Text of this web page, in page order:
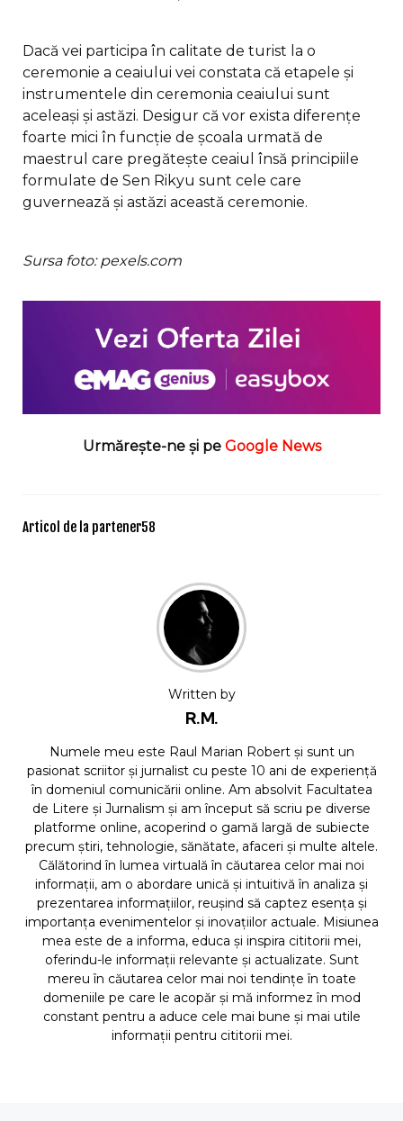
Dacă vei participa în calitate de turist la o
ceremonie a ceaiului vei constata că etapele și
instrumentele din ceremonia ceaiului sunt
aceleași și astăzi. Desigur că vor exista diferențe
foarte mici în funcție de școala urmată de
maestrul care pregătește ceaiul însă principiile
formulate de Sen Rikyu sunt cele care
guvernează și astăzi această ceremonie.
Sursa foto: pexels.com
Urmărește-ne și pe Google News
Articol de la partener58
Written by
R.M.
Numele meu este Raul Marian Robert și sunt un
pasionat scriitor și jurnalist cu peste 10 ani de experiență
în domeniul comunicării online. Am absolvit Facultatea
de Litere și Jurnalism și am început să scriu pe diverse
platforme online, acoperind o gamă largă de subiecte
precum știri, tehnologie, sănătate, afaceri și multe altele.
Călătorind în lumea virtuală în căutarea celor mai noi
informații, am o abordare unică și intuitivă în analiza și
prezentarea informațiilor, reușind să captez esența și
importanța evenimentelor și inovațiilor actuale. Misiunea
mea este de a informa, educa și inspira cititorii mei,
oferindu-le informații relevante și actualizate. Sunt
mereu în căutarea celor mai noi tendințe în toate
domeniile pe care le acopăr și mă informez în mod
constant pentru a aduce cele mai bune și mai utile
informații pentru cititorii mei.